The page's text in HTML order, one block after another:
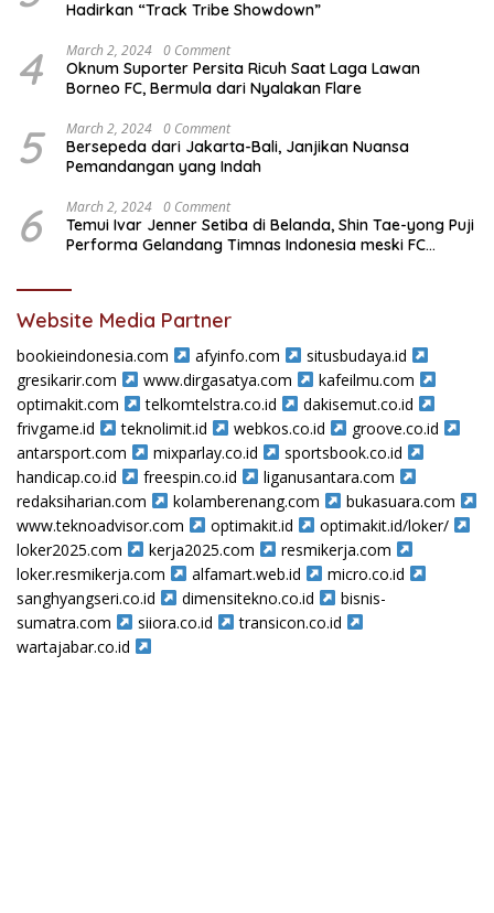
Hadirkan “Track Tribe Showdown”
4 March 2, 2024 0 Comment
Oknum Suporter Persita Ricuh Saat Laga Lawan
Borneo FC, Bermula dari Nyalakan Flare
5 March 2, 2024 0 Comment
Bersepeda dari Jakarta-Bali, Janjikan Nuansa
Pemandangan yang Indah
6 March 2, 2024 0 Comment
Temui Ivar Jenner Setiba di Belanda, Shin Tae-yong Puji
Performa Gelandang Timnas Indonesia meski FC
Website Media Partner
bookieindonesia.com afyinfo.com
situsbudaya.id
gresikarir.com
www.dirgasatya.com
kafeilmu.com
optimakit.com
telkomtelstra.co.id
dakisemut.co.id
frivgame.id
teknolimit.id webkos.co.id
groove.co.id
antarsport.com
mixparlay.co.id
sportsbook.co.id
handicap.co.id
freespin.co.id
liganusantara.com
redaksiharian.com
kolamberenang.com
bukasuara.com
www.teknoadvisor.com
optimakit.id
optimakit.id/loker/
loker2025.com
kerja2025.com
resmikerja.com
loker.resmikerja.com
alfamart.web.id
micro.co.id
sanghyangseri.co.id
dimensitekno.co.id
bisnis-
sumatra.com
siiora.co.id
transicon.co.id
wartajabar.co.id